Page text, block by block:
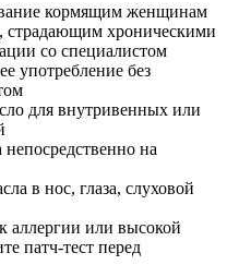
кормящим женщинам
хроническими
со специалистом
употребление без
для внутривенных или
на
в нос, глаза, слуховой
аллергии или высокой
патч-тест перед